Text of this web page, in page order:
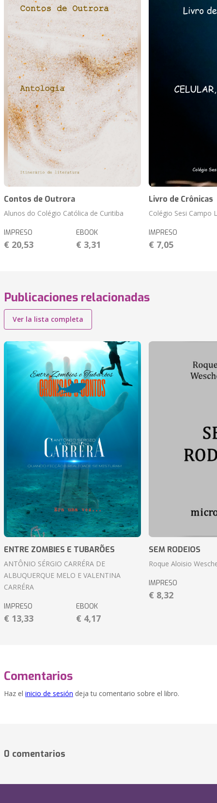
Contos de Outrora
Alunos do Colégio Católica de Curitiba
IMPRESO
€ 20,53
EBOOK
€ 3,31
Livro de Crônicas
Colégio Sesi Campo
IMPRESO
€ 7,05
Publicaciones relacionadas
Ver la lista completa
ENTRE ZOMBIES E TUBARÕES
ANTÔNIO SÉRGIO CARRÉRA DE
ALBUQUERQUE MELO E VALENTINA
CARRÉRA
IMPRESO
€ 13,33
EBOOK
€ 4,17
SEM RODEIOS
Roque Aloisio
IMPRESO
€ 8,32
Comentarios
Haz el inicio de sesión deja tu comentario sobre el libro.
0 comentarios